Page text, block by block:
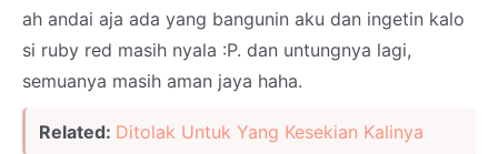
ah andai aja ada yang bangunin aku dan ingetin kalo
si ruby red masih nyala :P. dan untungnya lagi,
semuanya masih aman jaya haha.
Related: Ditolak Untuk Yang Kesekian Kalinya